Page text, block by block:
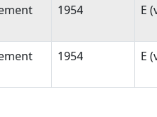
1954 E
1954 E